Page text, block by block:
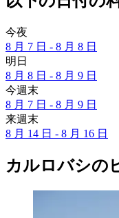
今夜
8 月 7 日 - 8 月 8 日
明日
8 月 8 日 - 8 月 9 日
今週末
8 月 7 日 - 8 月 9 日
来週末
8 月 14 日 - 8 月 16 日
カルロバシの